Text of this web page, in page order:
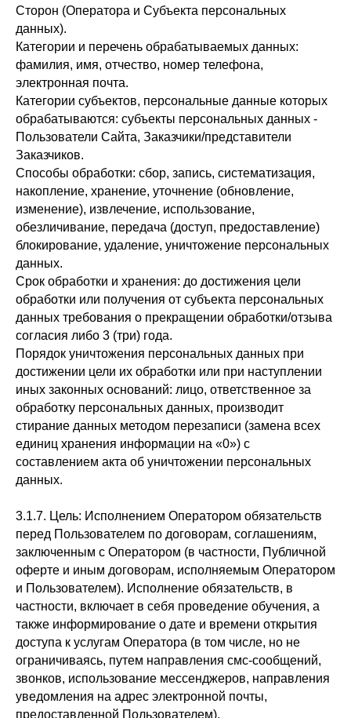
Сторон (Оператора и Субъекта персональных
данных).
Категории и перечень обрабатываемых данных:
фамилия, имя, отчество, номер телефона,
электронная почта.
Категории субъектов, персональные данные которых
обрабатываются: субъекты персональных данных -
Пользователи Сайта, Заказчики/представители
Заказчиков.
Способы обработки: сбор, запись, систематизация,
накопление, хранение, уточнение (обновление,
изменение), извлечение, использование,
обезличивание, передача (доступ, предоставление)
блокирование, удаление, уничтожение персональных
данных.
Срок обработки и хранения: до достижения цели
обработки или получения от субъекта персональных
данных требования о прекращении обработки/отзыва
согласия либо 3 (три) года.
Порядок уничтожения персональных данных при
достижении цели их обработки или при наступлении
иных законных оснований: лицо, ответственное за
обработку персональных данных, производит
стирание данных методом перезаписи (замена всех
единиц хранения информации на «0») с
составлением акта об уничтожении персональных
данных.
3.1.7. Цель: Исполнением Оператором обязательств
перед Пользователем по договорам, соглашениям,
заключенным с Оператором (в частности, Публичной
оферте и иным договорам, исполняемым Оператором
и Пользователем). Исполнение обязательств, в
частности, включает в себя проведение обучения, а
также информирование о дате и времени открытия
доступа к услугам Оператора (в том числе, но не
ограничиваясь, путем направления смс-сообщений,
звонков, использование мессенджеров, направления
уведомления на адрес электронной почты,
предоставленной Пользователем).